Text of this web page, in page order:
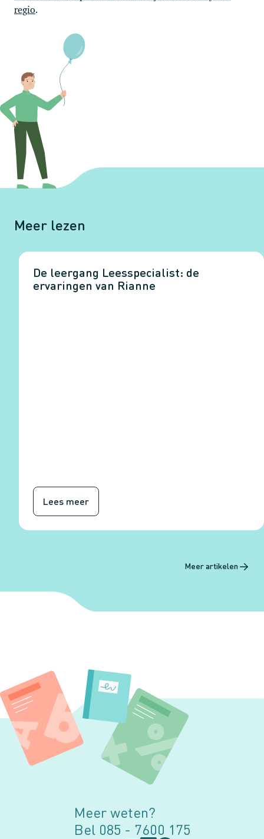
regio.
Meer lezen
De leergang Leesspecialist: de
ervaringen van Rianne
Lees meer
Meer artikelen
Meer weten?
Bel 085 - 7600 175